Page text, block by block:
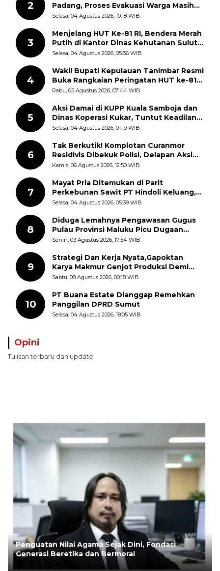
2
Padang, Proses Evakuasi Warga Masih
Berlangsung
Selasa, 04 Agustus 2026, 10:18 WIB
3
Menjelang HUT Ke-81 RI, Bendera Merah
Putih di Kantor Dinas Kehutanan Sulut
Disorot Warga
Selasa, 04 Agustus 2026, 05:36 WIB
4
Wakil Bupati Kepulauan Tanimbar Resmi
Buka Rangkaian Peringatan HUT ke-81
Kemerdekaan RI, ASN Diajak Perkuat
Rabu, 05 Agustus 2026, 07:44 WIB
5
Aksi Damai di KUPP Kuala Samboja dan
Dinas Koperasi Kukar, Tuntut Keadilan
dan Kesempatan Kerja yang Adil
Selasa, 04 Agustus 2026, 01:19 WIB
6
Tak Berkutik! Komplotan Curanmor
Residivis Dibekuk Polisi, Delapan Aksi
Curanmor Di Candipuro Terungkap
Kamis, 06 Agustus 2026, 12:50 WIB
7
Mayat Pria Ditemukan di Parit
Perkebunan Sawit PT Hindoli Keluang,
Polisi Selidiki Penyebab Kematian
Selasa, 04 Agustus 2026, 05:39 WIB
8
Diduga Lemahnya Pengawasan Gugus
Pulau Provinsi Maluku Picu Dugaan
Pungli terhadap Nelayan Bale-Bale di
Senin, 03 Agustus 2026, 17:54 WIB
9
Strategi Dan Kerja Nyata,Gapoktan
Karya Makmur Genjot Produksi Demi
Swasembada Pangan
Sabtu, 08 Agustus 2026, 00:18 WIB
10
PT Buana Estate Dianggap Remehkan
Panggilan DPRD Sumut
Selasa, 04 Agustus 2026, 18:05 WIB
Opini
Tulisan terbaru dan update
Penguatan Nilai Agama Sejak Dini, Fondasi
Generasi Beretika dan Bermoral
Rudi Andesta